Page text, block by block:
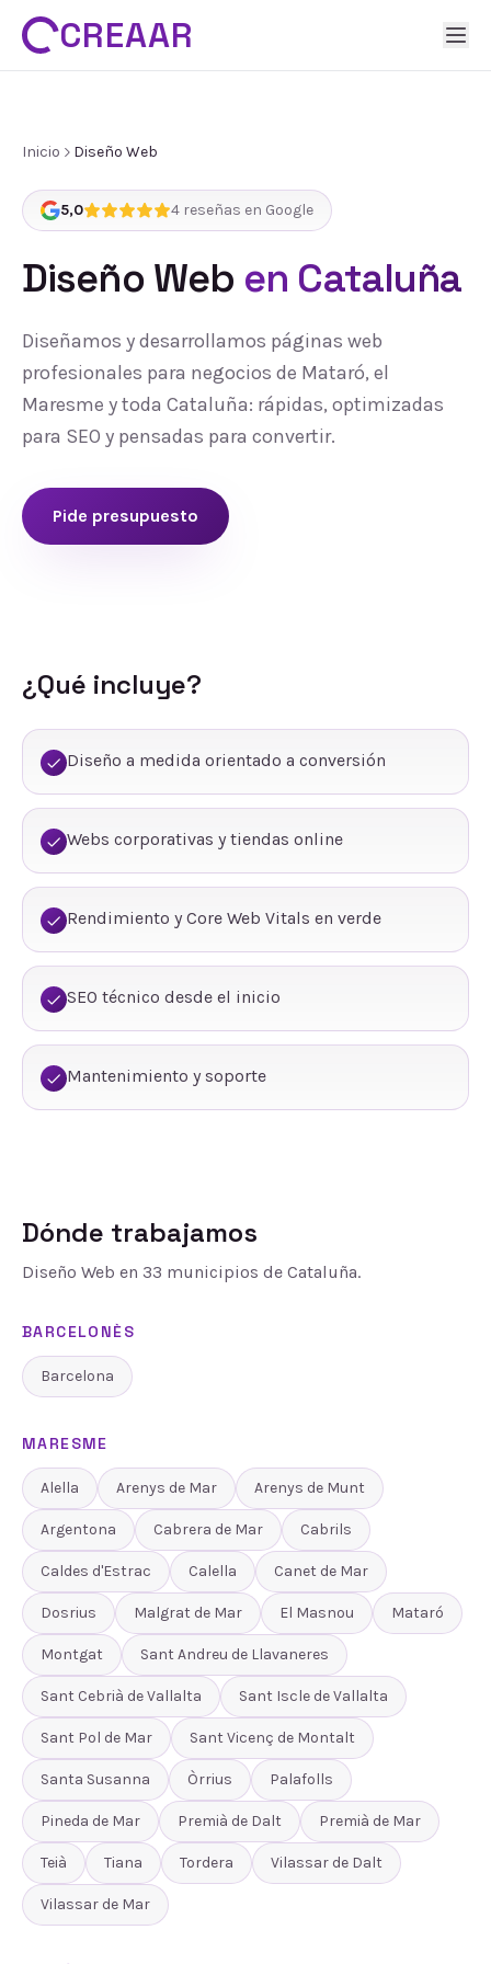
CREAAR
Inicio Diseño Web
5,0 4 reseñas en Google
Diseño Web en Cataluña
Diseñamos y desarrollamos páginas web
profesionales para negocios de Mataró, el
Maresme y toda Cataluña: rápidas, optimizadas
para SEO y pensadas para convertir.
Pide presupuesto
¿Qué incluye?
Diseño a medida orientado a conversión
Webs corporativas y tiendas online
Rendimiento y Core Web Vitals en verde
SEO técnico desde el inicio
Mantenimiento y soporte
Dónde trabajamos
Diseño Web en 33 municipios de Cataluña.
BARCELONÈS
Barcelona
MARESME
Alella Arenys de Mar Arenys de Munt
Argentona Cabrera de Mar Cabrils
Caldes d'Estrac Calella Canet de Mar
Dosrius Malgrat de Mar El Masnou Mataró
Montgat Sant Andreu de Llavaneres
Sant Cebrià de Vallalta Sant Iscle de Vallalta
Sant Pol de Mar Sant Vicenç de Montalt
Santa Susanna Òrrius Palafolls
Pineda de Mar Premià de Dalt Premià de Mar
Teià Tiana Tordera Vilassar de Dalt
Vilassar de Mar